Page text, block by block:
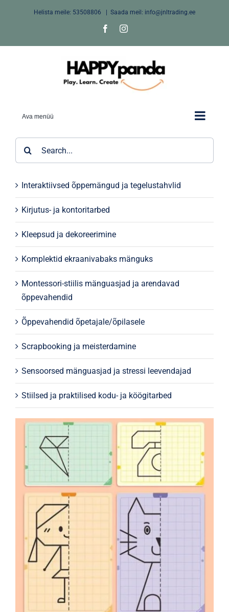
Helista meile: 53508806 Saada meil: info@jnltrading.ee
FacebookInstagram
Ava menüü
Interaktiivsed õppemängud ja tegelustahvlid
Kirjutus- ja kontoritarbed
Kleepsud ja dekoreerimine
Komplektid ekraanivabaks mänguks
Montessori-stiilis mänguasjad ja arendavad
õppevahendid
Õppevahendid õpetajale/õpilasele
Scrapbooking ja meisterdamine
Sensoorsed mänguasjad ja stressi leevendajad
Stiilsed ja praktilised kodu- ja köögitarbed